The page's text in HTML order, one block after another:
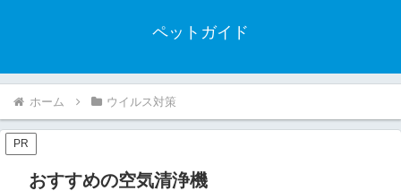
ペットガイド
ホーム ウイルス対策
PR
おすすめの空気清浄機